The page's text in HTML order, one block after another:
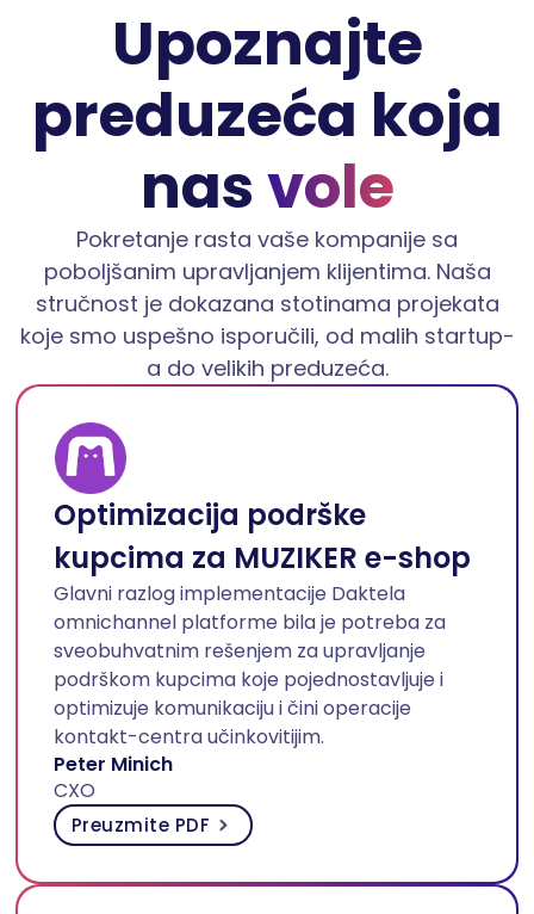
Upoznajte
preduzeća koja
nasvole
Pokretanje rasta vaše kompanije sa
poboljšanim upravljanjem klijentima. Naša
stručnost je dokazana stotinama projekata
koje smo uspešno isporučili, od malih startup-
a do velikih preduzeća.
Optimizacija podrške
kupcima za MUZIKER e-shop
Glavni razlog implementacije Daktela
omnichannel platforme bila je potreba za
sveobuhvatnim rešenjem za upravljanje
podrškom kupcima koje pojednostavljuje i
optimizuje komunikaciju i čini operacije
kontakt-centra učinkovitijim.
Peter Minich
CXO
Preuzmite PDF